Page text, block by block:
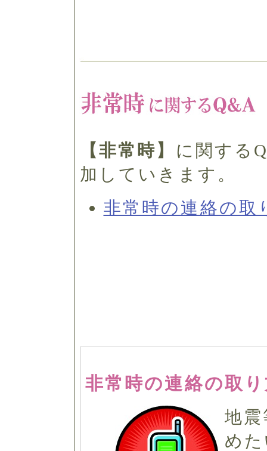
【非常時】 に関する
加していきます。
非常時の連絡の取
非常時の連絡の取
地
め